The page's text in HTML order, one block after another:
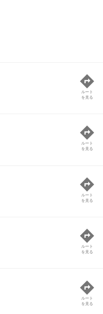
ルート
を見る
ルート
を見る
ルート
を見る
ルート
を見る
ルート
を見る